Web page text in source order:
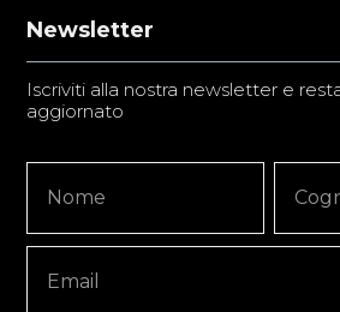
Newsletter
Iscriviti alla nostra newsletter e
aggiornato
Signup
Copy